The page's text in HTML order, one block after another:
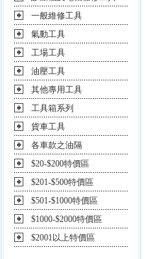
一般維修工具
氣動工具
工場工具
油壓工具
其他專用工具
工具箱系列
貨車工具
各車款之油隔
$20-$200特價區
$201-$500特價區
$501-$1000特價區
$1000-$2000特價區
$2001以上特價區